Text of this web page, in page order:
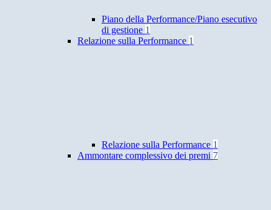
Piano della Performance/Piano esecutivo
di gestione 1
Relazione sulla Performance 1
Relazione sulla Performance 1
Ammontare complessivo dei premi 7